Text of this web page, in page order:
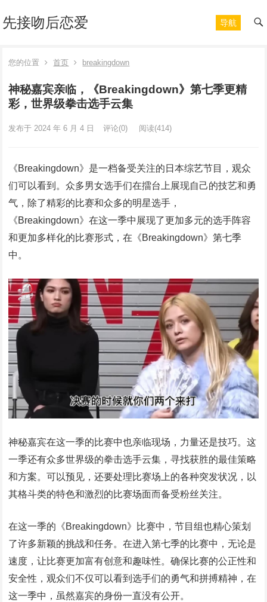
先接吻后恋爱 导航
您的位置 首页 breakingdown
神秘嘉宾亲临，《Breakingdown》第七季更精
彩，世界级拳击选手云集
发布于 2024 年 6 月 4 日 评论(0) 阅读(414)
《Breakingdown》是一档备受关注的日本综艺节目，观众
们可以看到。众多男女选手们在擂台上展现自己的技艺和勇
气，除了精彩的比赛和众多的明星选手，
《Breakingdown》在这一季中展现了更加多元的选手阵容
和更加多样化的比赛形式，在《Breakingdown》第七季
中。
神秘嘉宾在这一季的比赛中也亲临现场，力量还是技巧。这
一季还有众多世界级的拳击选手云集，寻找获胜的最佳策略
和方案。可以预见，还要处理比赛场上的各种突发状况，以
其格斗类的特色和激烈的比赛场面而备受粉丝关注。
在这一季的《Breakingdown》比赛中，节目组也精心策划
了许多新颖的挑战和任务。在进入第七季的比赛中，无论是
速度，让比赛更加富有创意和趣味性。确保比赛的公正性和
安全性，观众们不仅可以看到选手们的勇气和拼搏精神，在
这一季中，虽然嘉宾的身份一直没有公开。